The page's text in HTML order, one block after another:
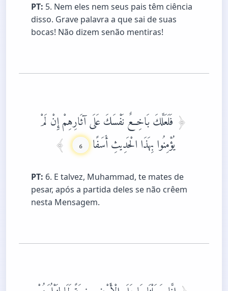
PT: 5. Nem eles nem seus pais têm ciência
disso. Grave palavra a que sai de suas
bocas! Não dizem senão mentiras!
فَلَعَلَّكَ بَاخِعٌ نَفْسَكَ عَلَى آثَارِهِمْ إِنْ لَمْ
يُؤْمِنُوا بِهَذَا الْحَدِيثِ أَسَفًا 6
PT: 6. E talvez, Muhammad, te mates de
pesar, após a partida deles se não crêem
nesta Mensagem.